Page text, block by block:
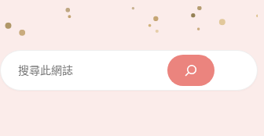
Search